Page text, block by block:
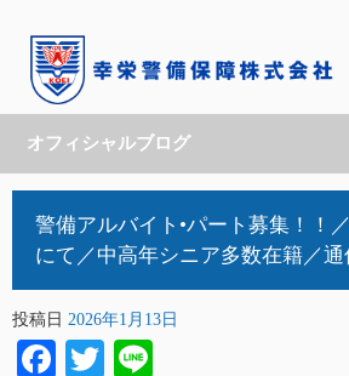
オフィシャルブログ
警備アルバイト•パート募集！！
にて／中高年シニア多数在籍／
投稿日 2026年1月13日
Facebook
Twitter